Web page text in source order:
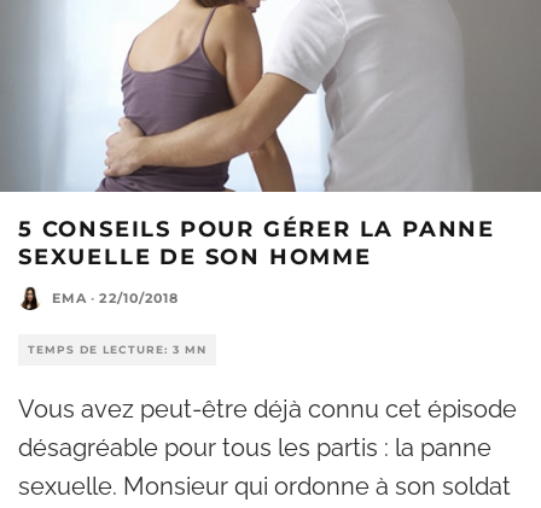
5 CONSEILS POUR GÉRER LA PANNE
SEXUELLE DE SON HOMME
EMA · 22/10/2018
TEMPS DE LECTURE: 3 MN
Vous avez peut-être déjà connu cet épisode
désagréable pour tous les partis : la panne
sexuelle. Monsieur qui ordonne à son soldat